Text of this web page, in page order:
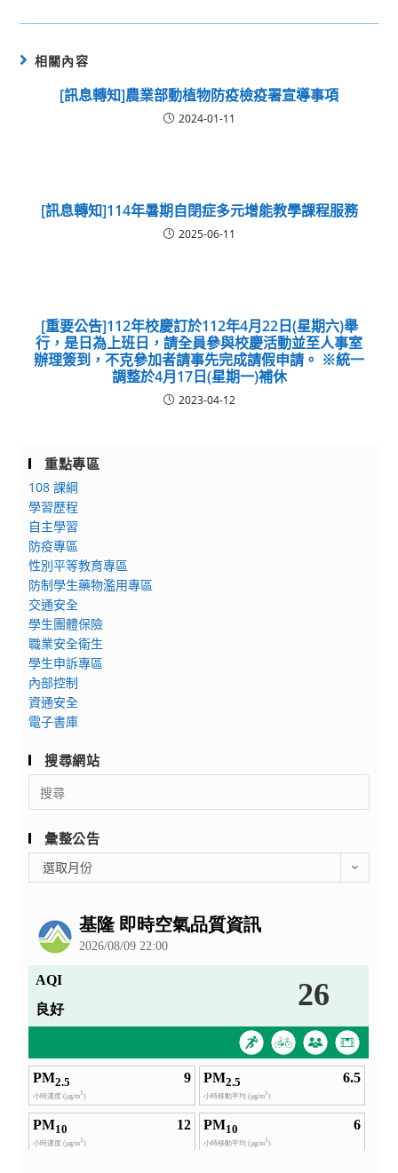
相關內容
[訊息轉知]農業部動植物防疫檢疫署宣導事項
2024-01-11
[訊息轉知]114年暑期自閉症多元增能教學課程服務
2025-06-11
[重要公告]112年校慶訂於112年4月22日(星期六)舉
行，是日為上班日，請全員參與校慶活動並至人事室
辦理簽到，不克參加者請事先完成請假申請。 ※統一
調整於4月17日(星期一)補休
2023-04-12
重點專區
108 課綱
學習歷程
自主學習
防疫專區
性別平等教育專區
防制學生藥物濫用專區
交通安全
學生團體保險
職業安全衛生
學生申訴專區
內部控制
資通安全
電子書庫
搜尋網站
Search
for:
彙整公告
整
選取月份